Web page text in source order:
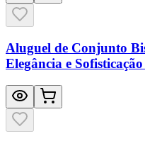
Aluguel de Conjunto
Elegância e